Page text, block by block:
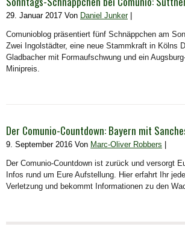
29. Januar 2017 Von Daniel Junker|
Comunioblog präsentiert fünf Schnäppchen am
Zwei Ingolstädter, eine neue Stammkraft in Kölns
Gladbacher mit Formaufschwung und ein
Minipreis.
Der Comunio-Countdown: Bayern mit
9. September 2016 Von Marc-Oliver Robbers
Der Comunio-Countdown ist zurück und versorgt
Infos rund um Eure Aufstellung. Hier erfahrt Ihr
Verletzung und bekommt Informationen zu den